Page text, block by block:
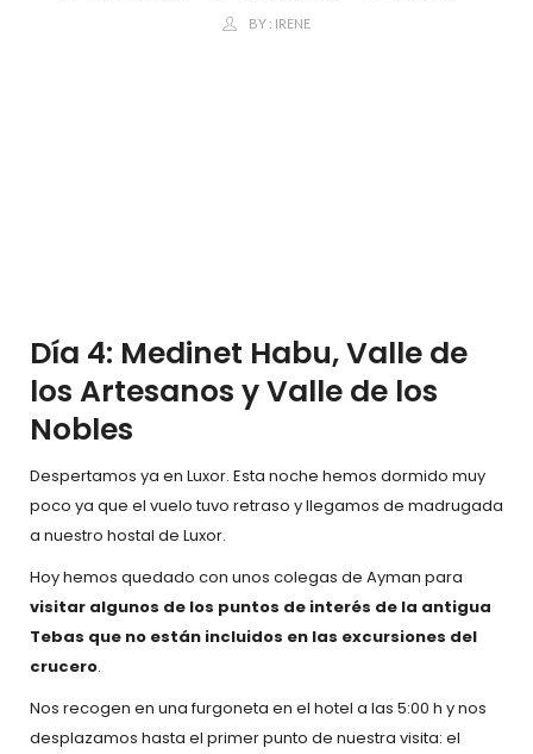
BY : IRENE
Día 4: Medinet Habu, Valle de
los Artesanos y Valle de los
Nobles
Despertamos ya en Luxor. Esta noche hemos dormido muy
poco ya que el vuelo tuvo retraso y llegamos de madrugada
a nuestro hostal de Luxor.
Hoy hemos quedado con unos colegas de Ayman para
visitar algunos de los puntos de interés de la antigua
Tebas que no están incluidos en las excursiones del
crucero.
Nos recogen en una furgoneta en el hotel a las 5:00 h y nos
desplazamos hasta el primer punto de nuestra visita: el